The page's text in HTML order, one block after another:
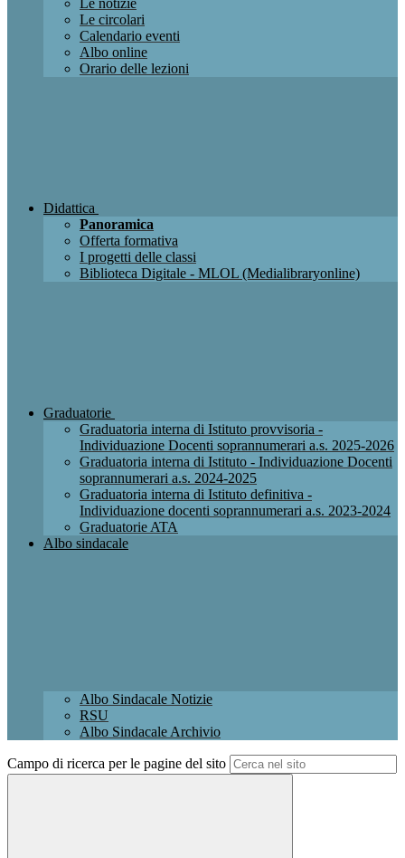
Le notizie
Le circolari
Calendario eventi
Albo online
Orario delle lezioni
Didattica
Panoramica
Offerta formativa
I progetti delle classi
Biblioteca Digitale - MLOL (Medialibraryonline)
Graduatorie
Graduatoria interna di Istituto provvisoria -
Individuazione Docenti soprannumerari a.s. 2025-2026
Graduatoria interna di Istituto - Individuazione Docenti
soprannumerari a.s. 2024-2025
Graduatoria interna di Istituto definitiva -
Individuazione docenti soprannumerari a.s. 2023-2024
Graduatorie ATA
Albo sindacale
Albo Sindacale Notizie
RSU
Albo Sindacale Archivio
Campo di ricerca per le pagine del sito